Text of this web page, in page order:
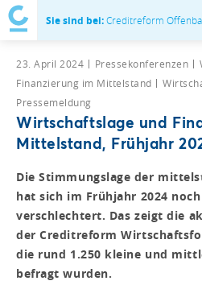
Sie sind bei:Creditreform
23. April 2024 Pressekonferenzen
Finanzierung im Mittelstand
Pressemeldung
Wirtschaftslage und
Mittelstand, Frühjahr
Die Stimmungslage der
hat sich im Frühjahr 2024
verschlechtert. Das zeigt die
der Creditreform
die rund 1.250 kleine und
befragt wurden.